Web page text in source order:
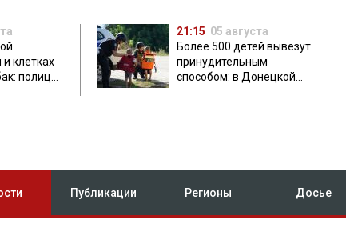
клетках
полиция
21:15 05 августа
Более 500 детей вывезут
принудительным
способом: в Донецкой
Публикации Регионы Досье